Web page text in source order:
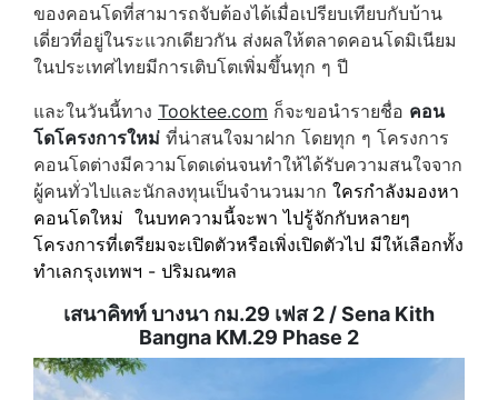
ของคอนโดที่สามารถจับต้องได้เมื่อเปรียบเทียบกับบ้าน
เดี่ยวที่อยู่ในระแวกเดียวกัน ส่งผลให้ตลาดคอนโดมิเนียม
ในประเทศไทยมีการเติบโตเพิ่มขึ้นทุก ๆ ปี
และในวันนี้ทาง Tooktee.com ก็จะขอนำรายชื่อ คอน
โดโครงการใหม่ ที่น่าสนใจมาฝาก โดยทุก ๆ โครงการ
คอนโดต่างมีความโดดเด่นจนทำให้ได้รับความสนใจจาก
ผู้คนทั่วไปและนักลงทุนเป็นจำนวนมาก ใครกำลังมองหา
คอนโดใหม่ ในบทความนี้จะพา ไปรู้จักกับหลายๆ
โครงการที่เตรียมจะเปิดตัวหรือเพิ่งเปิดตัวไป มีให้เลือกทั้ง
ทำเลกรุงเทพฯ - ปริมณฑล
เสนาคิทท์ บางนา กม.29 เฟส 2 / Sena Kith
Bangna KM.29 Phase 2